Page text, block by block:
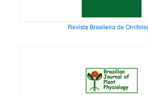
Revista Brasileira de